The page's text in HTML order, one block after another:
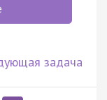
задача